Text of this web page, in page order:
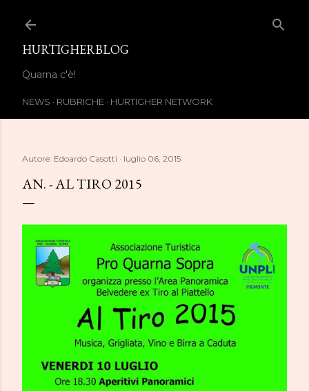
HURTIGHERBLOG
Quarna c'è!
NEWS RUBRICHE HURTIGHER NETWORK
Autore: Edoardo Casotti luglio 06, 2015
AN. - AL TIRO 2015